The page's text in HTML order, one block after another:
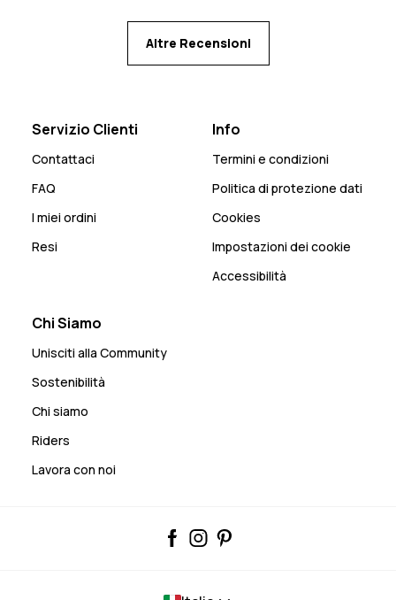
Altre Recensioni
Servizio Clienti
Contattaci
FAQ
I miei ordini
Resi
Info
Termini e condizioni
Politica di protezione dati
Cookies
Impostazioni dei cookie
Accessibilità
Chi Siamo
Unisciti alla Community
Sostenibilità
Chi siamo
Riders
Lavora con noi